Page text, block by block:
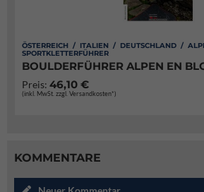
ÖSTERREICH / ITALIEN / DEUTSCHLAND /
SPORTKLETTERFÜHRER
BOULDERFÜHRER ALPEN EN
Preis: 46,10 €
(inkl. MwSt. zzgl. Versandkosten*)
KOMMENTARE